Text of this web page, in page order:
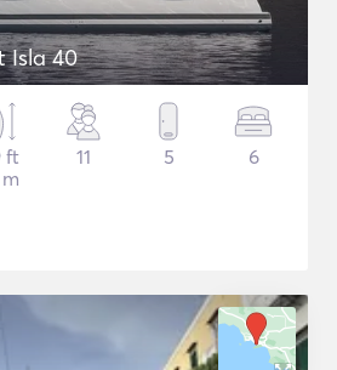
Isla 40
ft
m
11 5 6